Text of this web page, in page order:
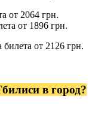
от 2064 грн.
от 1896 грн.
от 2126 грн.
в город?